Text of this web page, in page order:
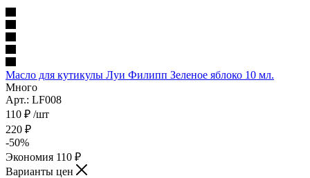
Масло для кутикулы Луи Филипп Зеленое яблоко 10 мл.
Много
Арт.: LF008
110 ₽ /шт
220 ₽
-50%
Экономия 110 ₽
Варианты цен